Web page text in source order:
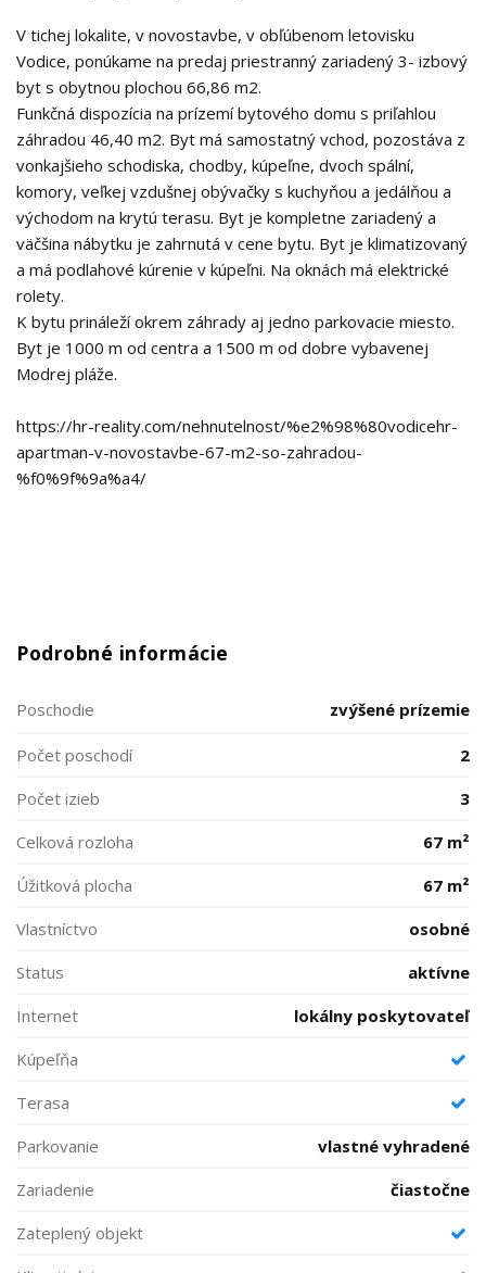
V tichej lokalite, v novostavbe, v obľúbenom letovisku
Vodice, ponúkame na predaj priestranný zariadený 3- izbový
byt s obytnou plochou 66,86 m2.
Funkčná dispozícia na prízemí bytového domu s priľahlou
záhradou 46,40 m2. Byt má samostatný vchod, pozostáva z
vonkajšieho schodiska, chodby, kúpeľne, dvoch spální,
komory, veľkej vzdušnej obývačky s kuchyňou a jedálňou a
východom na krytú terasu. Byt je kompletne zariadený a
väčšina nábytku je zahrnutá v cene bytu. Byt je klimatizovaný
a má podlahové kúrenie v kúpeľni. Na oknách má elektrické
rolety.
K bytu prináleží okrem záhrady aj jedno parkovacie miesto.
Byt je 1000 m od centra a 1500 m od dobre vybavenej
Modrej pláže.
https://hr-reality.com/nehnutelnost/%e2%98%80vodicehr-
apartman-v-novostavbe-67-m2-so-zahradou-
%f0%9f%9a%a4/
Podrobné informácie
Poschodie zvýšené prízemie
Počet poschodí
2
Počet izieb
3
Celková rozloha
67 m²
Úžitková plocha
67 m²
Vlastníctvo
osobné
Status
aktívne
Internet
lokálny poskytovateľ
Kúpeľňa
Terasa
Parkovanie
vlastné vyhradené
Zariadenie
čiastočne
Zateplený objekt